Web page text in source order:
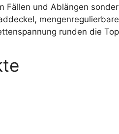
Fällen und Ablängen
runden die